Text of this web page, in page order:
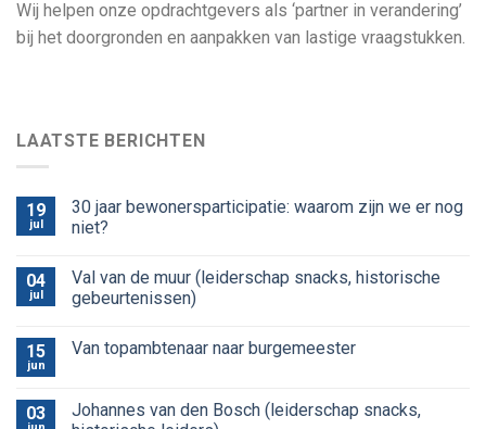
Wij helpen onze opdrachtgevers als ‘partner in verandering’
bij het doorgronden en aanpakken van lastige vraagstukken.
LAATSTE BERICHTEN
19
jul
30 jaar bewonersparticipatie: waarom zijn we er nog
niet?
04
jul
Val van de muur (leiderschap snacks, historische
gebeurtenissen)
15
jun
Van topambtenaar naar burgemeester
03
Johannes van den Bosch (leiderschap snacks,